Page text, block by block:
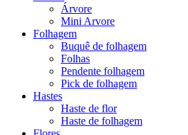
Árvore
Mini Arvore
Folhagem
Buquê de folhagem
Folhas
Pendente folhagem
Pick de folhagem
Hastes
Haste de flor
Haste de folhagem